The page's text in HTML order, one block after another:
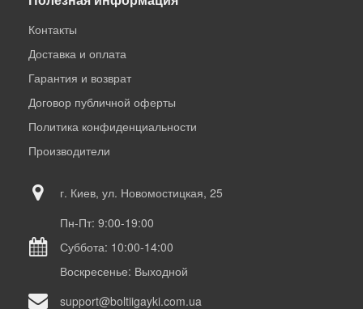
Контакты
Доставка и оплата
Гарантия и возврат
Договор публичной оферты
Политика конфиденциальности
Производители
г. Киев, ул. Новомостицкая, 25
Пн-Пт: 9:00-19:00
Суббота: 10:00-14:00
Воскресенье: Выходной
support@boltiigayki.com.ua